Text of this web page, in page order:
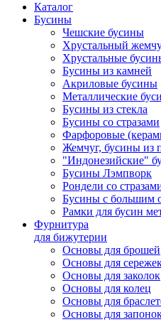
Каталог
Бусины
Чешские бусины
Хрустальный
Хрустальные
Бусины из камней
Акриловые бусины
Металлические
Бусины из стекла
Бусины со стразами
Фарфоровые
Жемчуг, бусины из
"Индонезийские"
Бусины Лэмпворк
Рондели со
Бусины с большим
Рамки для бусин
Фурнитура
для бижутерии
Основы для брошей
Основы для
Основы для заколок
Основы для колец
Основы для
Основы для